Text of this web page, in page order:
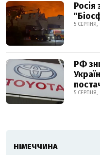
5 СЕРПНЯ,
РФ
5 СЕРПНЯ,
НІМЕЧЧИНА